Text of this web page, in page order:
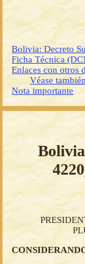
Bolivia: Decreto
Ficha Técnica
Enlaces con otros
Véase
Nota importante